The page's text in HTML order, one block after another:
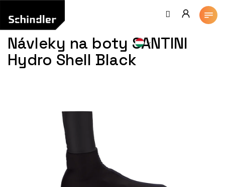
fő
tartalomhoz
Návleky na boty SANTINI
Hydro Shell Black